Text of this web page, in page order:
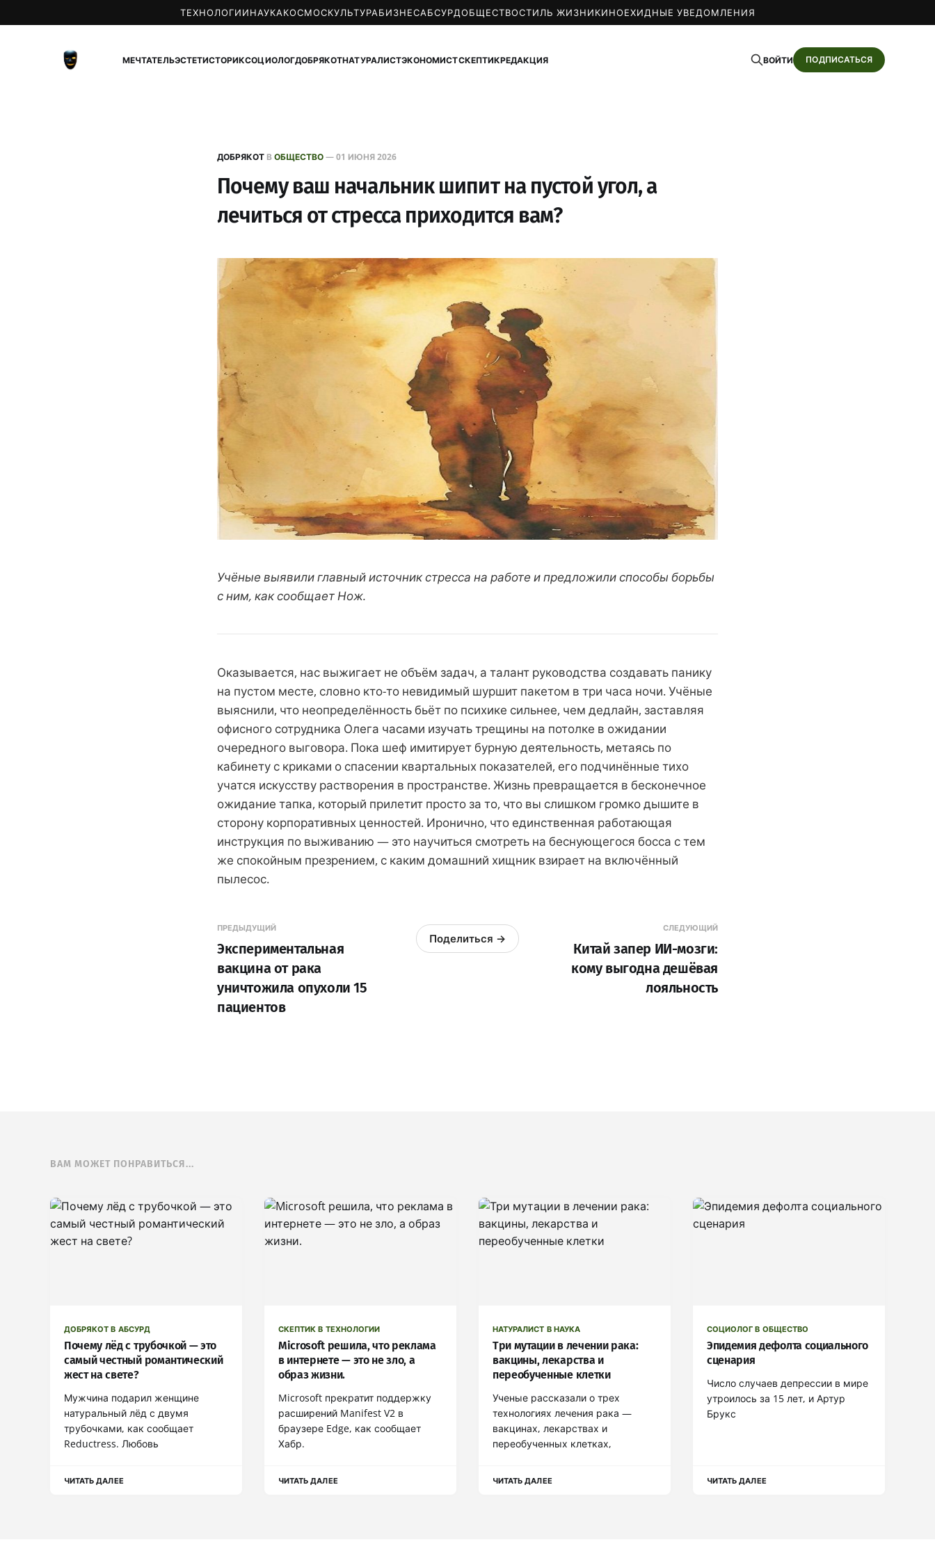
ТЕХНОЛОГИИНАУКАКОСМОСКУЛЬТУРАБИЗНЕСАБСУРДОБЩЕСТВОСТИЛЬ ЖИЗНИКИНОЕХИДНЫЕ УВЕДОМЛЕНИЯ
МЕЧТАТЕЛЬЭСТЕТИСТОРИКСОЦИОЛОГДОБРЯКОТНАТУРАЛИСТЭКОНОМИСТСКЕПТИКРЕДАКЦИЯ ВОЙТИ ПОДПИСАТЬСЯ
ДОБРЯКОТ ВОБЩЕСТВО—01 ИЮНЯ 2026
Почему ваш начальник шипит на пустой угол, а
лечиться от стресса приходится вам?
Учёные выявили главный источник стресса на работе и предложили способы борьбы
с ним, как сообщает Нож.
Оказывается, нас выжигает не объём задач, а талант руководства создавать панику
на пустом месте, словно кто-то невидимый шуршит пакетом в три часа ночи. Учёные
выяснили, что неопределённость бьёт по психике сильнее, чем дедлайн, заставляя
офисного сотрудника Олега часами изучать трещины на потолке в ожидании
очередного выговора. Пока шеф имитирует бурную деятельность, метаясь по
кабинету с криками о спасении квартальных показателей, его подчинённые тихо
учатся искусству растворения в пространстве. Жизнь превращается в бесконечное
ожидание тапка, который прилетит просто за то, что вы слишком громко дышите в
сторону корпоративных ценностей. Иронично, что единственная работающая
инструкция по выживанию — это научиться смотреть на беснующегося босса с тем
же спокойным презрением, с каким домашний хищник взирает на включённый
пылесос.
ПРЕДЫДУЩИЙ
Экспериментальная
вакцина от рака
уничтожила опухоли 15
пациентов
Поделиться →
СЛЕДУЮЩИЙ
Китай запер ИИ-мозги:
кому выгодна дешёвая
лояльность
ВАМ МОЖЕТ ПОНРАВИТЬСЯ...
ДОБРЯКОТ В АБСУРД
Почему лёд с трубочкой — это
самый честный романтический
жест на свете?
Мужчина подарил женщине
натуральный лёд с двумя
трубочками, как сообщает
Reductress. Любовь
ЧИТАТЬ ДАЛЕЕ
СКЕПТИК В ТЕХНОЛОГИИ
Microsoft решила, что реклама
в интернете — это не зло, а
образ жизни.
Microsoft прекратит поддержку
расширений Manifest V2 в
браузере Edge, как сообщает
Хабр.
ЧИТАТЬ ДАЛЕЕ
НАТУРАЛИСТ В НАУКА
Три мутации в лечении рака:
вакцины, лекарства и
переобученные клетки
Ученые рассказали о трех
технологиях лечения рака —
вакцинах, лекарствах и
переобученных клетках,
ЧИТАТЬ ДАЛЕЕ
СОЦИОЛОГ В ОБЩЕСТВО
Эпидемия дефолта социального
сценария
Число случаев депрессии в мире
утроилось за 15 лет, и Артур
Брукс
ЧИТАТЬ ДАЛЕЕ